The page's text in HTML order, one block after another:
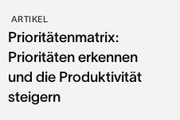
ARTIKEL
Prioritätenmatrix:
Prioritäten erkennen
und die Produktivität
steigern